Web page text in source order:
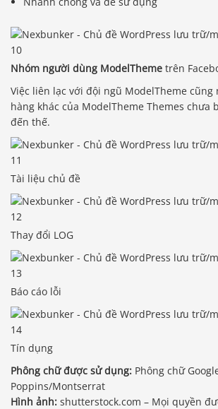
Nhóm người dùng ModelTheme trên
Việc liên lạc với đội ngũ ModelTheme
hàng khác của ModelTheme Themes chưa
đến thế.
Tài liệu chủ đề
Thay đổi LOG
Báo cáo lỗi
Tín dụng
Phông chữ được sử dụng: Phông chữ
Poppins/Montserrat
Hình ảnh: shutterstock.com – Mọi quyền